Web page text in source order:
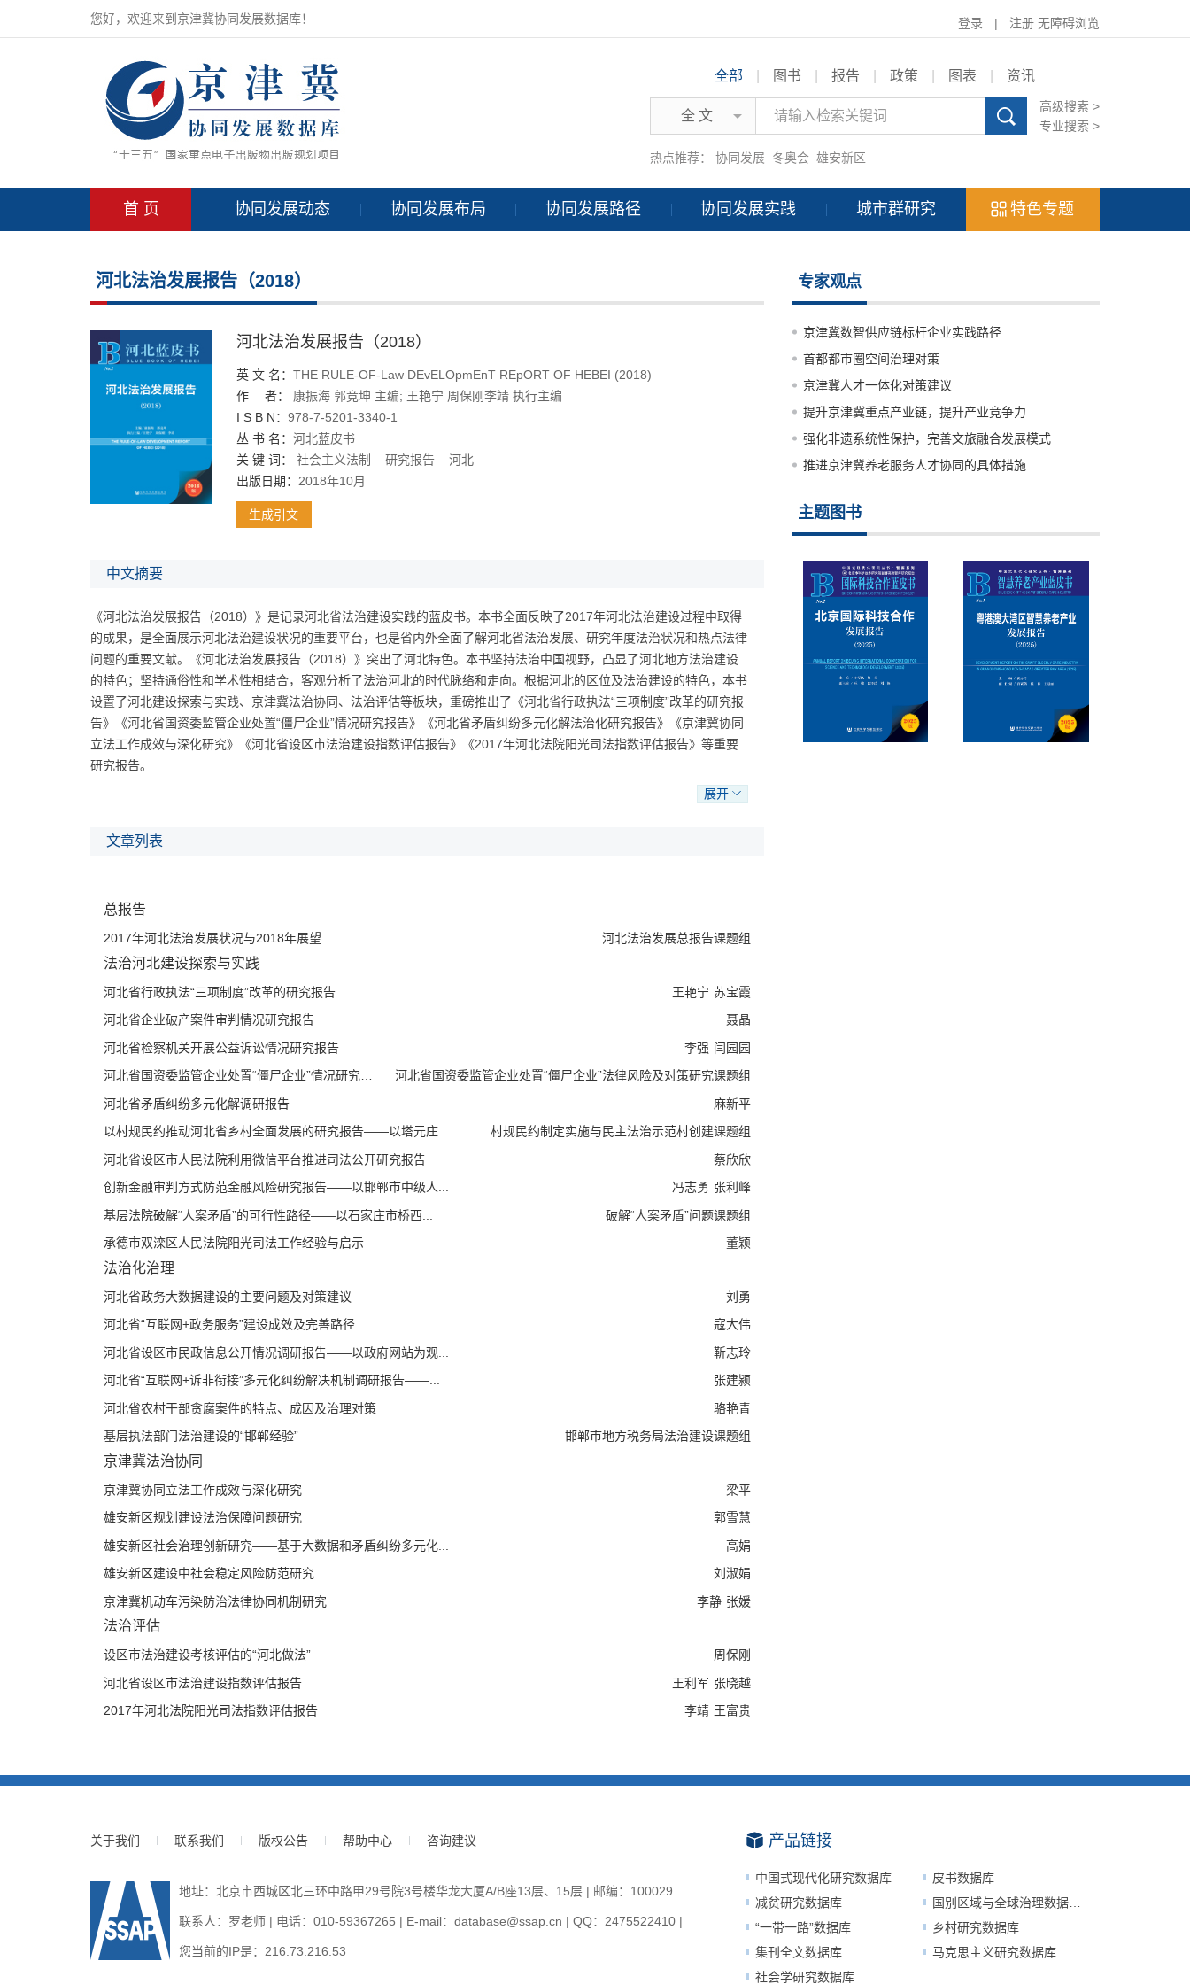
您好，欢迎来到京津冀协同发展数据库！ 登录 | 注册 无障碍浏览
全部 图书 报告 政策 图表 资讯
全 文
高级搜索 >
专业搜索 >
热点推荐： 协同发展 冬奥会 雄安新区
首 页 协同发展动态 协同发展布局 协同发展路径 协同发展实践 城市群研究 特色专题
河北法治发展报告（2018）
河北法治发展报告（2018）
英 文 名： THE RULE-OF-Law DEvELOpmEnT REpORT OF HEBEI (2018)
作 者：
康振海 郭竞坤 主编; 王艳宁 周保刚李靖 执行主编
I S B N： 978-7-5201-3340-1
丛 书 名： 河北蓝皮书
关 键 词：
社会主义法制 研究报告
河北
出版日期： 2018年10月
生成引文
中文摘要
《河北法治发展报告（2018）》是记录河北省法治建设实践的蓝皮书。本书全面反映了2017年河北法治建设过程中取得
的成果，是全面展示河北法治建设状况的重要平台，也是省内外全面了解河北省法治发展、研究年度法治状况和热点法律
问题的重要文献。《河北法治发展报告（2018）》突出了河北特色。本书坚持法治中国视野，凸显了河北地方法治建设
的特色；坚持通俗性和学术性相结合，客观分析了法治河北的时代脉络和走向。根据河北的区位及法治建设的特色，本书
设置了河北建设探索与实践、京津冀法治协同、法治评估等板块，重磅推出了《河北省行政执法“三项制度”改革的研究报
告》《河北省国资委监管企业处置“僵尸企业”情况研究报告》《河北省矛盾纠纷多元化解法治化研究报告》《京津冀协同
立法工作成效与深化研究》《河北省设区市法治建设指数评估报告》《2017年河北法院阳光司法指数评估报告》等重要
研究报告。
展开
文章列表
总报告
河北法治发展总报告课题组
2017年河北法治发展状况与2018年展望
法治河北建设探索与实践
王艳宁 苏宝霞
河北省行政执法“三项制度”改革的研究报告
聂晶
河北省企业破产案件审判情况研究报告
李强 闫园园
河北省检察机关开展公益诉讼情况研究报告
河北省国资委监管企业处置“僵尸企业”法律风险及对策研究课题组
麻新平
河北省矛盾纠纷多元化解调研报告
村规民约制定实施与民主法治示范村创建课题组
以村规民约推动河北省乡村全面发展的研究报告——以塔元庄...
蔡欣欣
河北省设区市人民法院利用微信平台推进司法公开研究报告
冯志勇 张利峰
创新金融审判方式防范金融风险研究报告——以邯郸市中级人...
破解“人案矛盾”问题课题组
基层法院破解“人案矛盾”的可行性路径——以石家庄市桥西...
董颖
承德市双滦区人民法院阳光司法工作经验与启示
法治化治理
刘勇
河北省政务大数据建设的主要问题及对策建议
寇大伟
河北省“互联网+政务服务”建设成效及完善路径
靳志玲
河北省设区市民政信息公开情况调研报告——以政府网站为观...
张建颍
河北省“互联网+诉非衔接”多元化纠纷解决机制调研报告——...
骆艳青
河北省农村干部贪腐案件的特点、成因及治理对策
邯郸市地方税务局法治建设课题组
基层执法部门法治建设的“邯郸经验”
京津冀法治协同
梁平
京津冀协同立法工作成效与深化研究
郭雪慧
雄安新区规划建设法治保障问题研究
高娟
雄安新区社会治理创新研究——基于大数据和矛盾纠纷多元化...
刘淑娟
雄安新区建设中社会稳定风险防范研究
李静 张媛
京津冀机动车污染防治法律协同机制研究
法治评估
周保刚
设区市法治建设考核评估的“河北做法”
王利军 张晓越
河北省设区市法治建设指数评估报告
李靖 王富贵
2017年河北法院阳光司法指数评估报告
专家观点
京津冀数智供应链标杆企业实践路径
首都都市圈空间治理对策
京津冀人才一体化对策建议
提升京津冀重点产业链，提升产业竞争力
强化非遗系统性保护，完善文旅融合发展模式
推进京津冀养老服务人才协同的具体措施
主题图书
关于我们 联系我们 版权公告 帮助中心 咨询建议
地址：北京市西城区北三环中路甲29号院3号楼华龙大厦A/B座13层、15层 | 邮编：100029
联系人：罗老师 | 电话：010-59367265 | E-mail：database@ssap.cn | QQ：2475522410 |
您当前的IP是： 216.73.216.53
产品链接
中国式现代化研究数据库
皮书数据库
减贫研究数据库
国别区域与全球治理数据平台
“一带一路”数据库
乡村研究数据库
集刊全文数据库
马克思主义研究数据库
社会学研究数据库